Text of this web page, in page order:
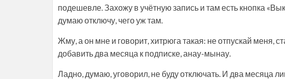
подешевле. Захожу в учётную запись и там есть кнопка
думаю отключу, чего уж там.
Жму, а он мне и говорит, хитрюга такая: не отпускай меня,
добавить два месяца к подписке, анау-мынау.
Ладно, думаю, уговорил, не буду отключать. И два месяца